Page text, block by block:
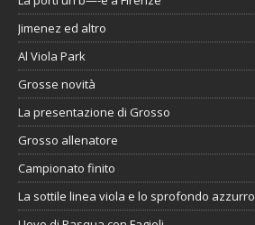
Jimenez ed altro
Al Viola Park
Grosse novità
La presentazione di Grosso
Grosso allenatore
Campionato finito
La sottile linea viola e lo sprofondo azzurro